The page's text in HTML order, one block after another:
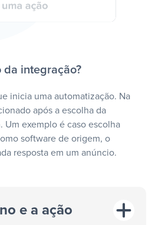
da integração?
inicia uma automatização. Na
após a escolha da
Um exemplo é caso escolha
software de origem, o
resposta em um anúncio.
e a ação